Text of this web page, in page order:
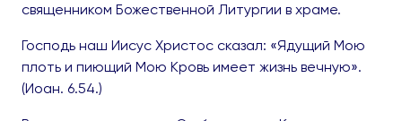
священником Божественной Литургии в храме.
Господь наш Иисус Христос сказал: «Ядущий Мою
плоть и пиющий Мою Кровь имеет жизнь вечную».
(Иоан. 6.54.)